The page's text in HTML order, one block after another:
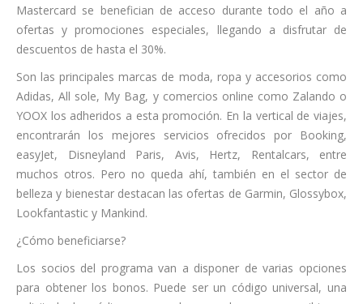
Mastercard se benefician de acceso durante todo el año a
ofertas y promociones especiales, llegando a disfrutar de
descuentos de hasta el 30%.
Son las principales marcas de moda, ropa y accesorios como
Adidas, All sole, My Bag, y comercios online como Zalando o
YOOX los adheridos a esta promoción. En la vertical de viajes,
encontrarán los mejores servicios ofrecidos por Booking,
easyJet, Disneyland Paris, Avis, Hertz, Rentalcars, entre
muchos otros. Pero no queda ahí, también en el sector de
belleza y bienestar destacan las ofertas de Garmin, Glossybox,
Lookfantastic y Mankind.
¿Cómo beneficiarse?
Los socios del programa van a disponer de varias opciones
para obtener los bonos. Puede ser un código universal, una